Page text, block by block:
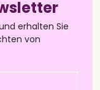
erhalten Sie
von